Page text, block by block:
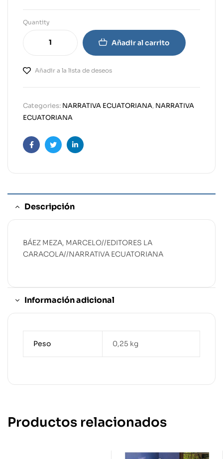
Quantity
Añadir al carrito
Añadir a la lista de deseos
Categories: NARRATIVA ECUATORIANA, NARRATIVA
ECUATORIANA
FacebookTwitterLinkedin
Descripción
BÁEZ MEZA, MARCELO//EDITORES LA
CARACOLA//NARRATIVA ECUATORIANA
Información adicional
Peso 0,25 kg
Productos relacionados